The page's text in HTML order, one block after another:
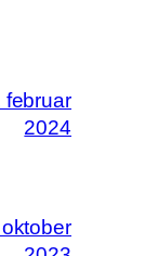
februar
2024